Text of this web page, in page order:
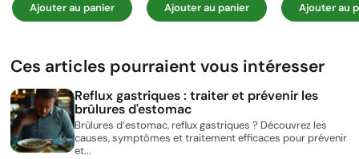
Ajouter au panier Ajouter au panier Ajouter au
Ces articles pourraient vous intéresser
Reflux gastriques : traiter et prévenir les
brûlures d'estomac
Brûlures d’estomac, reflux gastriques ? Découvrez les
causes, symptômes et traitement efficaces pour prévenir
et...